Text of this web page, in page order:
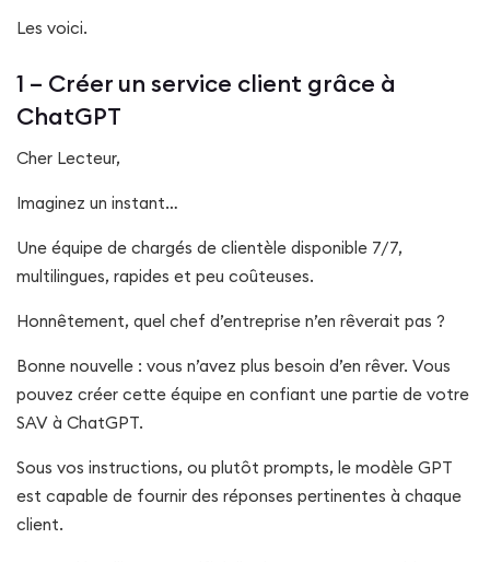
Les voici.
1 – Créer un service client grâce à
ChatGPT
Cher Lecteur,
Imaginez un instant…
Une équipe de chargés de clientèle disponible 7/7,
multilingues, rapides et peu coûteuses.
Honnêtement, quel chef d’entreprise n’en rêverait pas ?
Bonne nouvelle : vous n’avez plus besoin d’en rêver. Vous
pouvez créer cette équipe en confiant une partie de votre
SAV à ChatGPT.
Sous vos instructions, ou plutôt prompts, le modèle GPT
est capable de fournir des réponses pertinentes à chaque
client.